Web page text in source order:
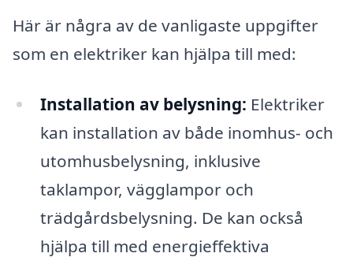
Här är några av de vanligaste uppgifter
som en elektriker kan hjälpa till med:
Installation av belysning: Elektriker
kan installation av både inomhus- och
utomhusbelysning, inklusive
taklampor, vägglampor och
trädgårdsbelysning. De kan också
hjälpa till med energieffektiva